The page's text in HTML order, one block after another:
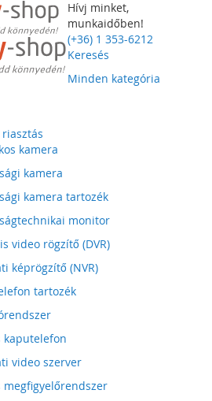
Hívj minket,
munkaidőben!
(+36) 1 353-6212
Keresés
Minden kategória
kamera
kamera
kamera tartozék
monitor
video rögzítő (DVR)
képrögzítő (NVR)
tartozék
kaputelefon
video szerver
megfigyelőrendszer